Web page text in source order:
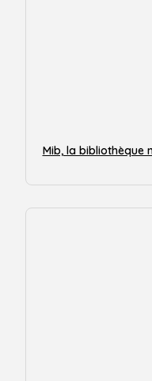
Mib, la bibliothèque